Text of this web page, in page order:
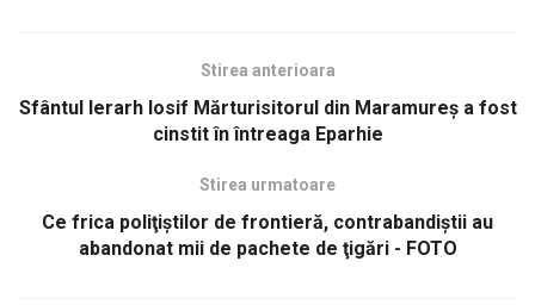
Stirea anterioara
Sfântul Ierarh Iosif Mărturisitorul din Maramureş a fost
cinstit în întreaga Eparhie
Stirea urmatoare
Ce frica poliţiştilor de frontieră, contrabandiştii au
abandonat mii de pachete de ţigări - FOTO